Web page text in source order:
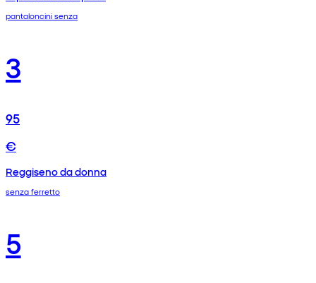
pantaloncini senza
3
95
€
Reggiseno da donna
senza ferretto
5